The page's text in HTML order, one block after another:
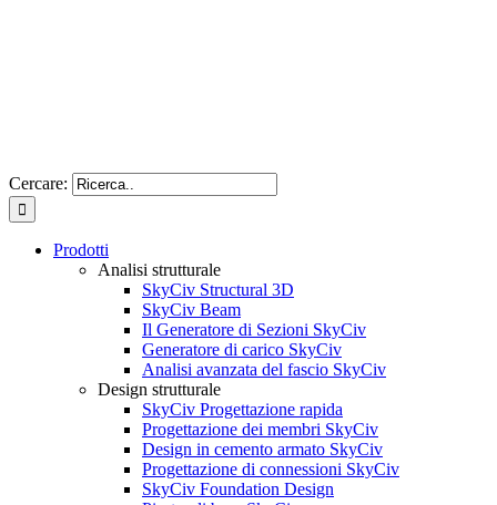
Cercare:
Prodotti
Analisi strutturale
SkyCiv Structural 3D
SkyCiv Beam
Il Generatore di Sezioni SkyCiv
Generatore di carico SkyCiv
Analisi avanzata del fascio SkyCiv
Design strutturale
SkyCiv Progettazione rapida
Progettazione dei membri SkyCiv
Design in cemento armato SkyCiv
Progettazione di connessioni SkyCiv
SkyCiv Foundation Design